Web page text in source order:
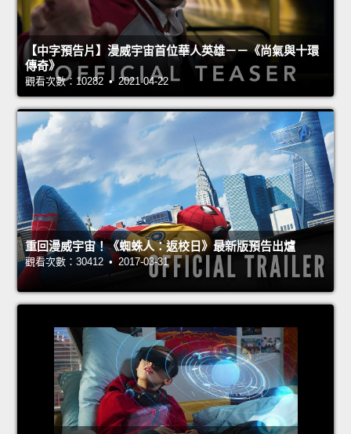
【中字預告片】漫威宇宙首位華人英雄－－《尚氣與十環
傳奇》
觀看次數：10282 • 2021-04-22
重回漫威宇宙！《蜘蛛人：返校日》最新版預告出爐
觀看次數：30412 • 2017-03-31